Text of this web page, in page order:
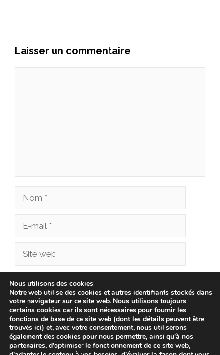
Laisser un commentaire
Nom
Site
Enregistrer mon nom, mon e-mail et mon site
dans le navigateur pour mon prochain
commentaire.
Nous utilisons des cookies
Notre web utilise des cookies et autres identifiants stockés dans
votre navigateur sur ce site web. Nous utilisons toujours
certains cookies car ils sont nécessaires pour fournir les
fonctions de base de ce site web (dont les détails peuvent être
trouvés ici) et, avec votre consentement, nous utiliserons
également des cookies pour nous permettre, ainsi qu'à nos
partenaires, d'optimiser le fonctionnement de ce site web,